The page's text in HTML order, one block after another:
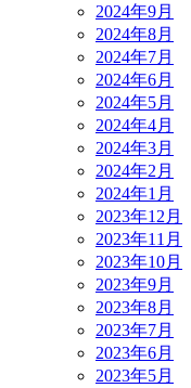
2024年9月
2024年8月
2024年7月
2024年6月
2024年5月
2024年4月
2024年3月
2024年2月
2024年1月
2023年12月
2023年11月
2023年10月
2023年9月
2023年8月
2023年7月
2023年6月
2023年5月